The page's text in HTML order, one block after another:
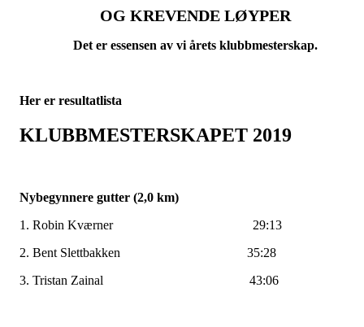
OG KREVENDE LØYPER
Det er essensen av vi årets klubbmesterskap.
Her er resultatlista
KLUBBMESTERSKAPET 2019
Nybegynnere gutter (2,0 km)
1. Robin Kværner 29:13
2. Bent Slettbakken 35:28
3. Tristan Zainal 43:06